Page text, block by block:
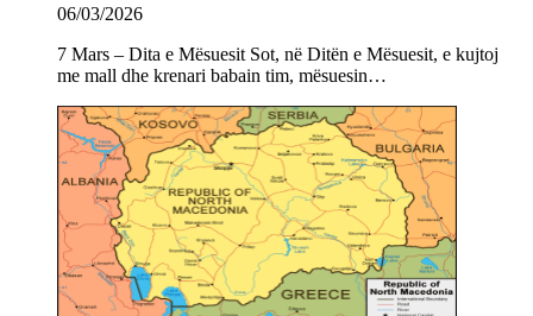
06/03/2026
7 Mars – Dita e Mësuesit Sot, në Ditën e Mësuesit, e kujtoj
me mall dhe krenari babain tim, mësuesin…